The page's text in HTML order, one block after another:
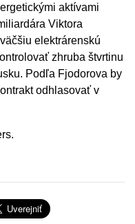
aktívami
Viktora
elektrárenskú
zhruba štvrtinu
Podľa Fjodorova by
odhlasovať v